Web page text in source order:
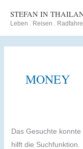
Inhalt
STEFAN IN
Leben . Reisen .
MONEY
Das Gesuchte
hilft die Suchfunktion.